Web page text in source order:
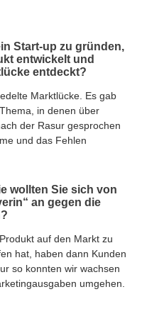
Start-up zu gründen,
entwickelt und
entdeckt?
Marktlücke. Es gab
in denen über
der Rasur gesprochen
und das Fehlen
wollten Sie sich von
an gegen die
auf den Markt zu
hat, haben dann Kunden
so konnten wir wachsen
umgehen.